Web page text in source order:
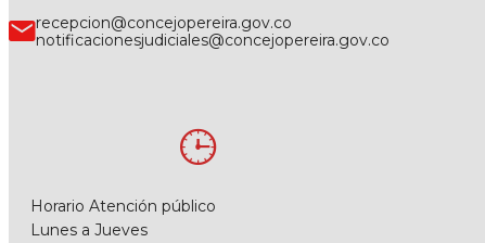
recepcion@concejopereira.gov.co
notificacionesjudiciales@concejopereira.gov.co
Horario Atención público
Lunes a Jueves